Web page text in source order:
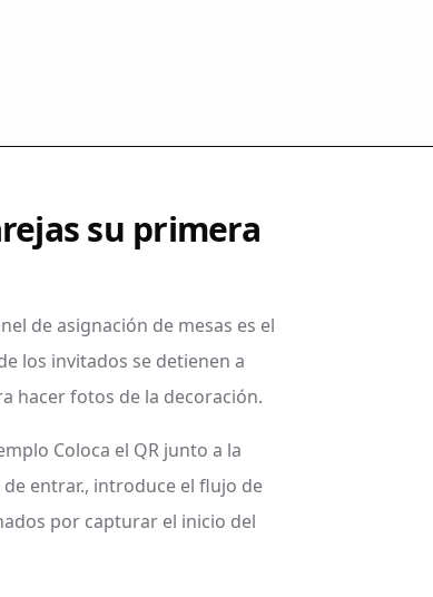
su primera
de asignación de mesas es el
los invitados se detienen a
hacer fotos de la decoración.
Coloca el QR junto a la
entrar., introduce el flujo de
por capturar el inicio del